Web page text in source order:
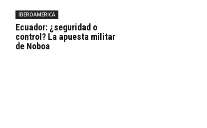
IBEROAMERICA
Ecuador: ¿seguridad o
control? La apuesta militar
de Noboa